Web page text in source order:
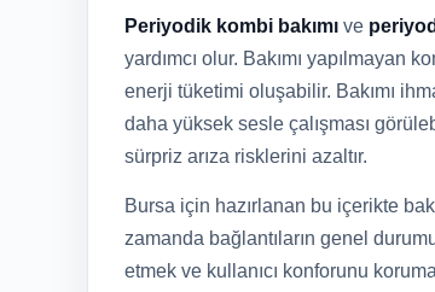
Periyodik kombi bakımı ve
yardımcı olur. Bakımı yapılmayan
enerji tüketimi oluşabilir. Bakımı
daha yüksek sesle çalışması
sürpriz arıza risklerini azaltır.
Bursa için hazırlanan bu içerikte
zamanda bağlantıların genel
etmek ve kullanıcı konforunu